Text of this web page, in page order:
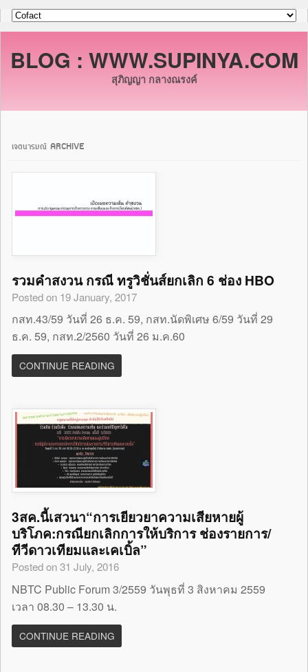
BLOG : WWW.SUPINYA.COM
สุภิญญา กลางณรงค์
เจตนารมณ์ ARCHIVE
รวมคำสงวน กรณี ทรูวิชั่นส์ยกเลิก 6 ช่อง HBO
Posted on 19 January, 2017
กสท.43/59 วันที่ 26 ธ.ค. 59, กสท.นัดพิเศษ 6/59 วันที่ 29
ธ.ค. 59, กสท.2/2560 วันที่ 26 ม.ค.60
CONTINUE READING
3สค.นี้เสวนา“การเยียวยาความเสียหายผู้
บริโภค:กรณียกเลิกการให้บริการ ช่องรายการ/
ทีวีดาวเทียมและเคเบิ้ล”
Posted on 31 July, 2016
NBTC Public Forum 3/2559 วันพุธที่ 3 สิงหาคม 2559
เวลา 08.30 – 13.30 น.
CONTINUE READING